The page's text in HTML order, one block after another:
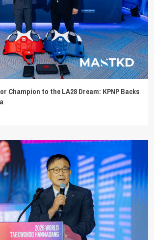
Champion to the LA28 Dream: KPNP Backs